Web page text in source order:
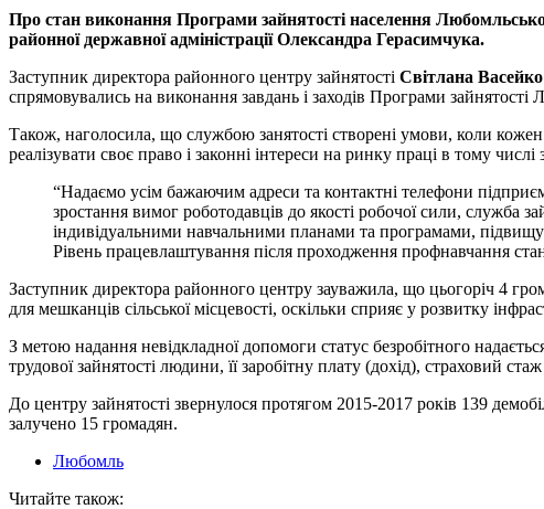
Про стан виконання Програми зайнятості населення
районної державної адміністрації Олександра Герасимчука.
Заступник директора районного центру зайнятості Світлана Васейко
спрямовувались на виконання завдань і заходів Програми
Також, наголосила, що службою занятості створені умови, коли
реалізувати своє право і законні інтереси на ринку праці в тому
“Надаємо усім бажаючим адреси та контактні телефони
зростання вимог роботодавців до якості робочої сили, служба
індивідуальними навчальними планами та програмами,
Рівень працевлаштування після проходження профнавчання
Заступник директора районного центру зауважила, що цьогоріч 4
для мешканців сільської місцевості, оскільки сприяє у розвитку
З метою надання невідкладної допомоги статус безробітного
трудової зайнятості людини, її заробітну плату (дохід), страховий
До центру зайнятості звернулося протягом 2015-2017 років 139
залучено 15 громадян.
Любомль
Читайте також: